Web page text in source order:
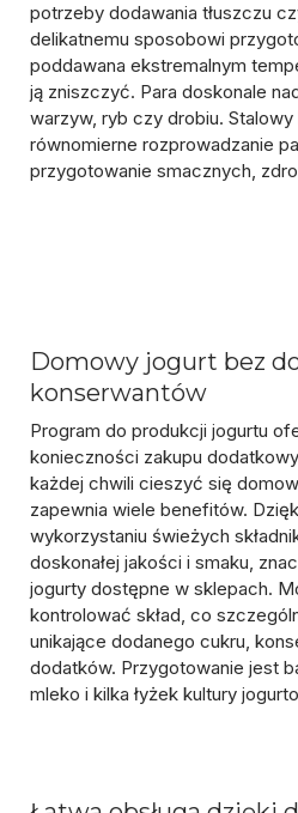
potrzeby dodawania tłuszczu
delikatnemu sposobowi
poddawana ekstremalnym
ją zniszczyć. Para doskonale
warzyw, ryb czy drobiu.
równomierne rozprowadzanie
przygotowanie smacznych,
Domowy jogurt bez
konserwantów
Program do produkcji jogurtu
konieczności zakupu
każdej chwili cieszyć się
zapewnia wiele benefitów.
wykorzystaniu świeżych
doskonałej jakości i smaku,
jogurty dostępne w sklepach.
kontrolować skład, co
unikające dodanego cukru,
dodatków. Przygotowanie jest
mleko i kilka łyżek kultury